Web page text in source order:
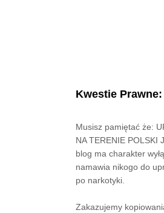
Kwestie Prawne:
Musisz pamiętać że:
NA TERENIE POLSKI
blog ma charakter
namawia nikogo do
po narkotyki.
Zakazujemy